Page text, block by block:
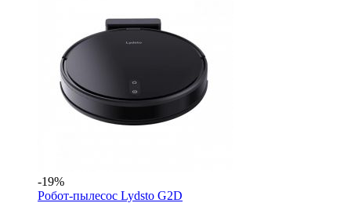
-19%
Робот-пылесос Lydsto G2D